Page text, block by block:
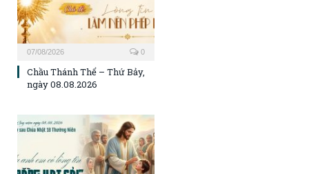
07/08/2026 0
Chầu Thánh Thể – Thứ Bảy,
ngày 08.08.2026